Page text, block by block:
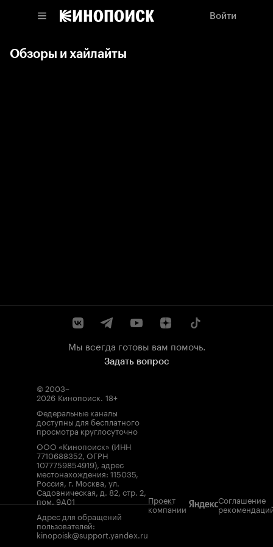
Войти
Обзоры и хайлайты
Мы всегда готовы вам помочь.
Задать вопрос
© 2003–
2026 Кинопоиск. 18+
Федеральные каналы
доступны для бесплатного
просмотра круглосуточно
ООО «Кинопоиск» (ИНН
7710688352, ОГРН
1077759854919), адрес
местонахождения: 115035,
Россия, г. Москва, ул.
Садовническая, д. 82, стр. 2,
пом. 9А01
Адрес для обращений
пользователей:
kinopoisk@support.yandex.ru
Проект
компании
Соглашение